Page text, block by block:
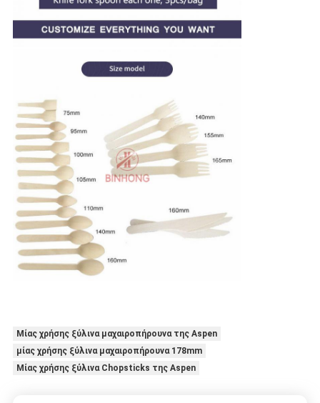
Μίας χρήσης ξύλινα μαχαιροπήρουνα της Aspen
μίας χρήσης ξύλινα μαχαιροπήρουνα 178mm
Μίας χρήσης ξύλινα Chopsticks της Aspen